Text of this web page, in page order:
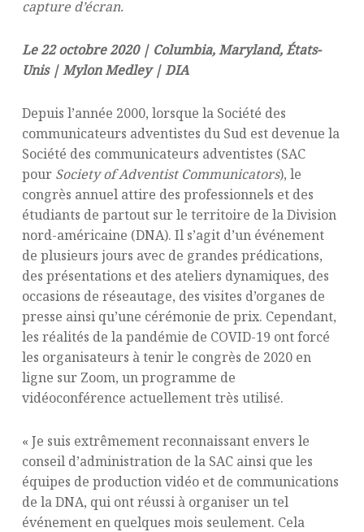
capture d’écran.
Le 22 octobre 2020 | Columbia, Maryland, États-
Unis | Mylon Medley | DIA
Depuis l’année 2000, lorsque la Société des
communicateurs adventistes du Sud est devenue la
Société des communicateurs adventistes (SAC
pour Society of Adventist Communicators), le
congrès annuel attire des professionnels et des
étudiants de partout sur le territoire de la Division
nord-américaine (DNA). Il s’agit d’un événement
de plusieurs jours avec de grandes prédications,
des présentations et des ateliers dynamiques, des
occasions de réseautage, des visites d’organes de
presse ainsi qu’une cérémonie de prix. Cependant,
les réalités de la pandémie de COVID-19 ont forcé
les organisateurs à tenir le congrès de 2020 en
ligne sur Zoom, un programme de
vidéoconférence actuellement très utilisé.
« Je suis extrêmement reconnaissant envers le
conseil d’administration de la SAC ainsi que les
équipes de production vidéo et de communications
de la DNA, qui ont réussi à organiser un tel
événement en quelques mois seulement. Cela